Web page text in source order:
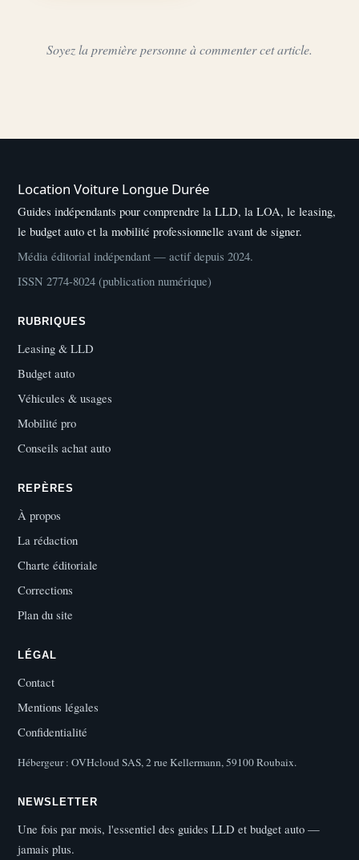
Soyez la première personne à commenter cet article.
Location Voiture Longue Durée
Guides indépendants pour comprendre la LLD, la LOA, le leasing,
le budget auto et la mobilité professionnelle avant de signer.
Média éditorial indépendant — actif depuis 2024.
ISSN 2774-8024 (publication numérique)
RUBRIQUES
Leasing & LLD
Budget auto
Véhicules & usages
Mobilité pro
Conseils achat auto
REPÈRES
À propos
La rédaction
Charte éditoriale
Corrections
Plan du site
LÉGAL
Contact
Mentions légales
Confidentialité
Hébergeur : OVHcloud SAS, 2 rue Kellermann, 59100 Roubaix.
NEWSLETTER
Une fois par mois, l'essentiel des guides LLD et budget auto —
jamais plus.